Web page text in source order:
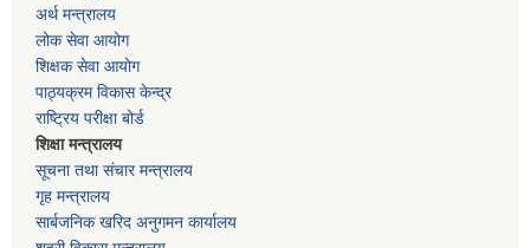
अर्थ मन्त्रालय
लोक सेवा आयोग
शिक्षक सेवा आयोग
पाठ्यक्रम विकास केन्द्र
राष्ट्रिय परीक्षा बोर्ड
शिक्षा मन्त्रालय
सूचना तथा संचार मन्त्रालय
गृह मन्त्रालय
सार्बजनिक खरिद अनुगमन कार्यालय